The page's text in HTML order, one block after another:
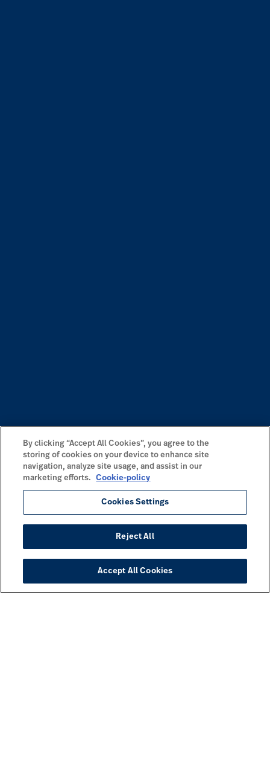
By clicking “Accept All Cookies”, you agree to the
storing of cookies on your device to enhance site
navigation, analyze site usage, and assist in our
marketing efforts.
Cookie-policy
Cookies Settings
Reject All
Accept All Cookies